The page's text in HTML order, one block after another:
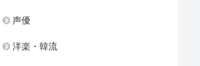
声優
洋楽・韓流